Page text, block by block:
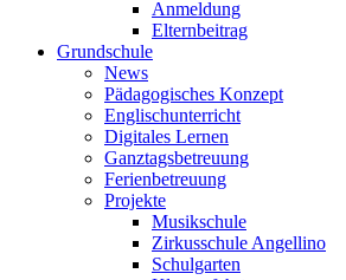
Anmeldung
Elternbeitrag
Grundschule
News
Pädagogisches Konzept
Englischunterricht
Digitales Lernen
Ganztagsbetreuung
Ferienbetreuung
Projekte
Musikschule
Zirkusschule Angellino
Schulgarten